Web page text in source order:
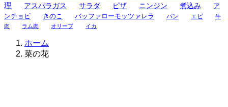
理
アスパラガス サラダ ピザ ニンジン 煮込み
ア
ンチョビ
きのこ バッファローモッツァレラ パン エビ
牛
肉
ラム肉 オリーブ イカ
ホーム
菜の花